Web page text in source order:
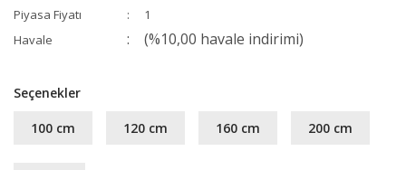
Piyasa Fiyatı
1
Havale
(%10,00 havale indirimi)
Seçenekler
100 cm 120 cm 160 cm 200 cm